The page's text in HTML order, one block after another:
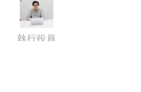
執行役員